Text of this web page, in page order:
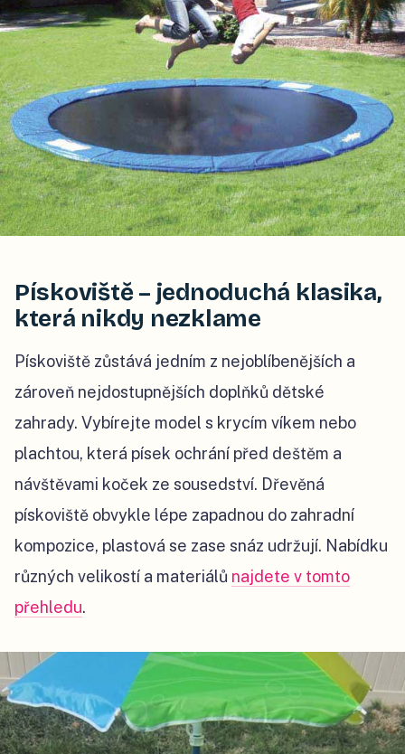
Pískoviště – jednoduchá klasika,
která nikdy nezklame
Pískoviště zůstává jedním z nejoblíbenějších a
zároveň nejdostupnějších doplňků dětské
zahrady. Vybírejte model s krycím víkem nebo
plachtou, která písek ochrání před deštěm a
návštěvami koček ze sousedství. Dřevěná
pískoviště obvykle lépe zapadnou do zahradní
kompozice, plastová se zase snáz udržují. Nabídku
různých velikostí a materiálů najdete v tomto
přehledu.